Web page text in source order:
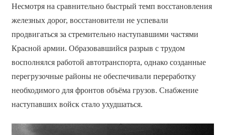
Несмотря на сравнительно быстрый темп восстановления
железных дорог, восстановители не успевали
продвигаться за стремительно наступавшими частями
Красной армии. Образовавшийся разрыв с трудом
восполнялся работой автотранспорта, однако созданные
перегрузочные районы не обеспечивали переработку
необходимого для фронтов объёма грузов. Снабжение
наступавших войск стало ухудшаться.